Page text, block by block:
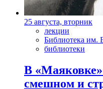
25 августа, вторник
лекции
Библиотека им.
библиотеки
В
смешном и